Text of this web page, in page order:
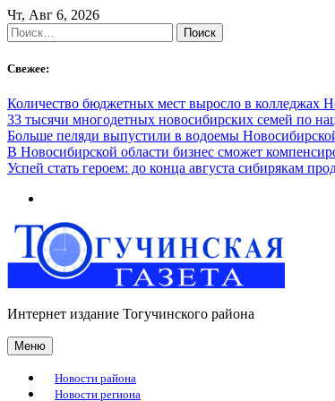
Skip
to
content
Чт, Авг 6, 2026
Найти:
Свежее:
Количество бюджетных мест выросло в колледжах
33 тысячи многодетных новосибирских семей по
Больше пеляди выпустили в водоемы
В Новосибирской области бизнес сможет
Успей стать героем: до конца августа сибирякам
Интернет издание Тогучинского района
Меню
Новости района
Новости региона